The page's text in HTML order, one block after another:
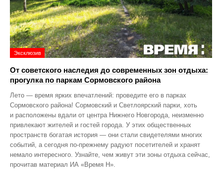
Эксклюзив
От советского наследия до современных зон отдыха:
прогулка по паркам Сормовского района
Лето — время ярких впечатлений: проведите его в парках
Сормовского района! Сормовский и Светлоярский парки, хоть
и расположены вдали от центра Нижнего Новгорода, неизменно
привлекают жителей и гостей города. У этих общественных
пространств богатая история — они стали свидетелями многих
событий, а сегодня по‑прежнему радуют посетителей и хранят
немало интересного. Узнайте, чем живут эти зоны отдыха сейчас,
прочитав материал ИА «Время Н».